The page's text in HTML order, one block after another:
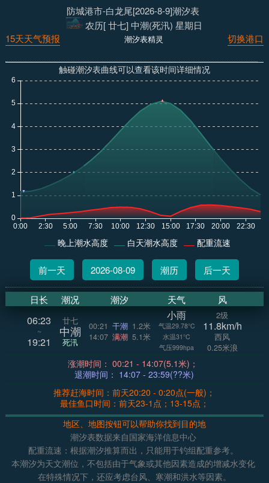
防城港市-白龙尾[2026-8-9]潮汐表
农历[ 廿七] 中潮(死汛) 星期日
切换港口
潮汐表精灵
15天天气预报
触碰潮汐表曲线可以查看该时间详细情况
晚上潮水高度 白天潮水高度 配重流速
前一天 2026-08-09 潮历 后一天
日长 潮况 潮汐 天气 风
06:23
~
19:21
廿七
中潮
死汛
00:21 干潮 1.2米
14:07 满潮 5.1米
小雨
气温29.78°C
水温31°C
气压999hpa
2级
11.8km/h
西风
0.25米浪
涨潮时间： 00:21 - 14:07(5.1米)；
退潮时间： 14:07 - 23:59(??米)
推荐赶海时间：前天20:20 - 0:20点(一般)；
最佳鱼口时间：前天23-1点；13-15点；
地区、地图按钮可以帮助你找到目的地
潮汐表数据来自国家海洋信息中心
配重流速：根据潮汐推算而出，只能用于钓组配重参考。
本潮汐为天文潮位，不包括由于气象或其他因素造成的增减水变化
在特殊情况下，还应考虑台风、寒潮和洪水等因素。